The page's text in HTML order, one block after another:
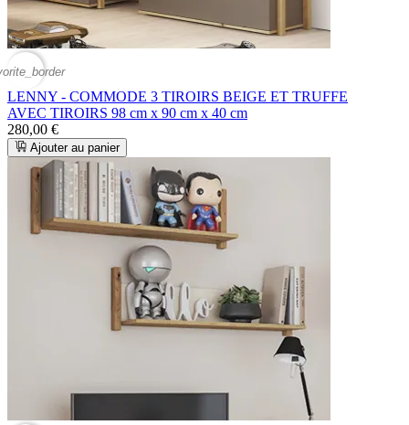
LENNY - COMMODE 3 TIROIRS BEIGE ET TRUFFE
AVEC TIROIRS 98 cm x 90 cm x 40 cm
280,00 €
Ajouter au panier